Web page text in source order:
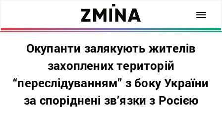
Окупанти залякують жителів
захоплених територій
“переслідуванням” з боку України
за споріднені зв’язки з Росією